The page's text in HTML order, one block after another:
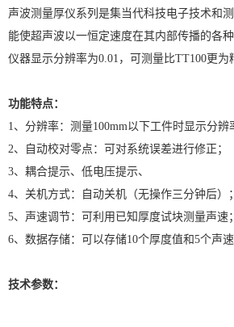
声波测量厚仪系列是集当代科技电子技术和
能使超声波以一恒定速度在其内部传播的各
仪器显示分辨率为0.01，可测量比TT100更为
功能特点：
1、分辨率：测量100mm以下工件时显示分辨
2、自动校对零点：可对系统误差进行修正；
3、耦合提示、低电压提示、
4、关机方式：自动关机（无操作三分钟后）；
5、声速调节：可利用已知厚度试块测量声速；
6、数据存储：可以存储10个厚度值和5个声速
技术参数：